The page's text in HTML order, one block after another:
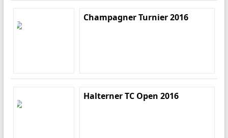
Champagner Turnier 2016
Halterner TC Open 2016